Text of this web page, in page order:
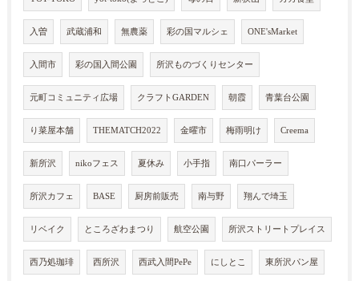
入曽 武蔵浦和 無農薬 彩の国マルシェ ONE'sMarket
入間市 彩の国入間公園 所沢ものづくりセンター
元町コミュニティ広場 クラフトGARDEN 朝霞 青葉台公園
り菜屋本舗 THEMATCH2022 金曜市 梅雨明け Creema
新所沢 nikoフェス 夏休み 小手指 南口パーラー
所沢カフェ BASE 厨房前販売 南与野 翔んで埼玉
リベイク ところざわまつり 航空公園 所沢ストリートプレイス
西乃処珈琲 西所沢 西武入間PePe にしとこ 東所沢パン屋